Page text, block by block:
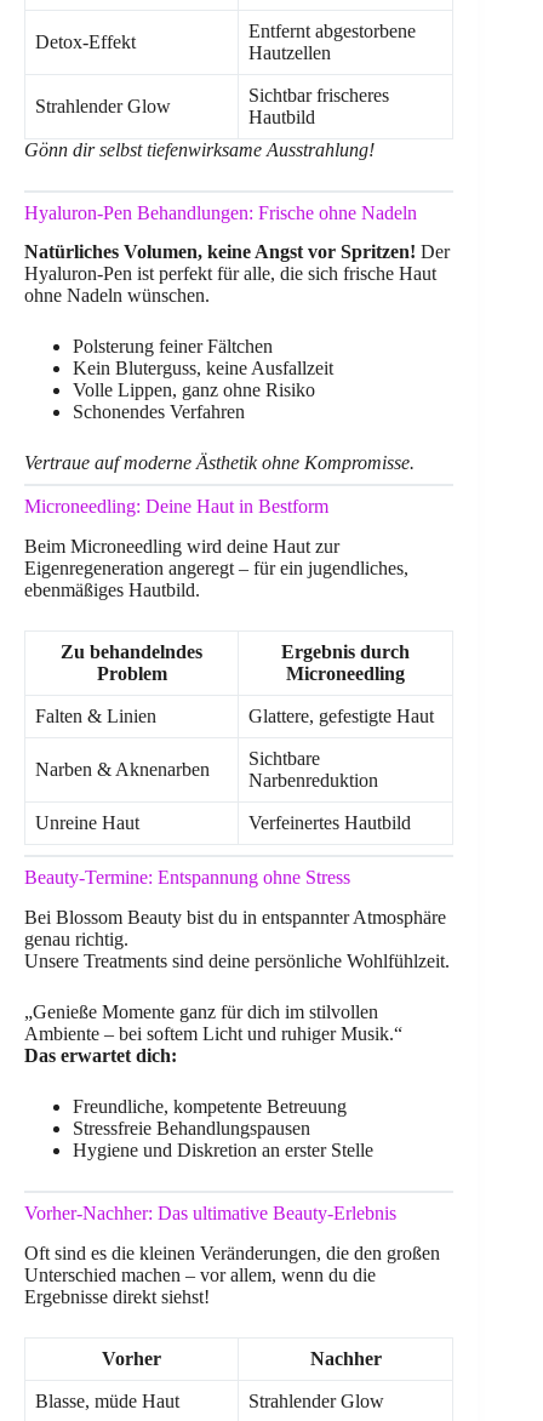
Detox-Effekt
Entfernt abgestorbene
Hautzellen
Strahlender Glow
Sichtbar frischeres
Hautbild
Gönn dir selbst tiefenwirksame Ausstrahlung!
Hyaluron-Pen Behandlungen: Frische ohne Nadeln
Natürliches Volumen, keine Angst vor Spritzen! Der
Hyaluron-Pen ist perfekt für alle, die sich frische Haut
ohne Nadeln wünschen.
Polsterung feiner Fältchen
Kein Bluterguss, keine Ausfallzeit
Volle Lippen, ganz ohne Risiko
Schonendes Verfahren
Vertraue auf moderne Ästhetik ohne Kompromisse.
Microneedling: Deine Haut in Bestform
Beim Microneedling wird deine Haut zur
Eigenregeneration angeregt – für ein jugendliches,
ebenmäßiges Hautbild.
Zu behandelndes
Problem
Ergebnis durch
Microneedling
Falten & Linien Glattere, gefestigte Haut
Narben & Aknenarben
Sichtbare
Narbenreduktion
Unreine Haut Verfeinertes Hautbild
Beauty-Termine: Entspannung ohne Stress
Bei Blossom Beauty bist du in entspannter Atmosphäre
genau richtig.
Unsere Treatments sind deine persönliche Wohlfühlzeit.
„Genieße Momente ganz für dich im stilvollen
Ambiente – bei softem Licht und ruhiger Musik.“
Das erwartet dich:
Freundliche, kompetente Betreuung
Stressfreie Behandlungspausen
Hygiene und Diskretion an erster Stelle
Vorher-Nachher: Das ultimative Beauty-Erlebnis
Oft sind es die kleinen Veränderungen, die den großen
Unterschied machen – vor allem, wenn du die
Ergebnisse direkt siehst!
Vorher Nachher
Blasse, müde Haut Strahlender Glow